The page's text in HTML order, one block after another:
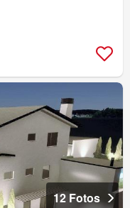
12 Fotos